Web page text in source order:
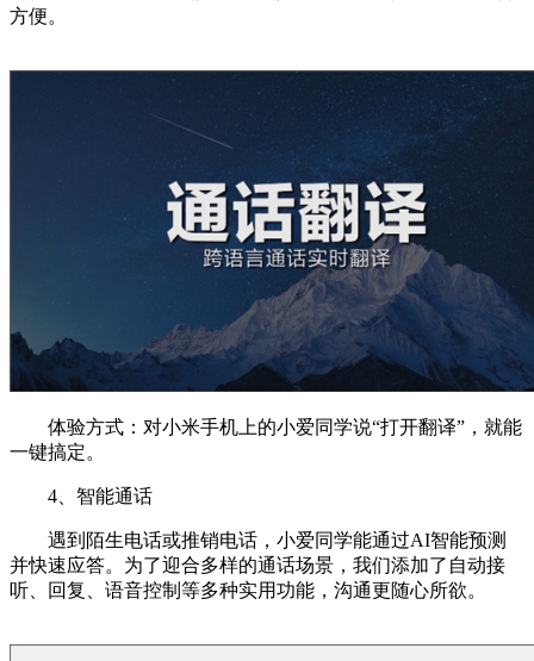
方便。
体验方式：对小米手机上的小爱同学说“打开翻译”，就能
一键搞定。
4、智能通话
遇到陌生电话或推销电话，小爱同学能通过AI智能预测
并快速应答。为了迎合多样的通话场景，我们添加了自动接
听、回复、语音控制等多种实用功能，沟通更随心所欲。